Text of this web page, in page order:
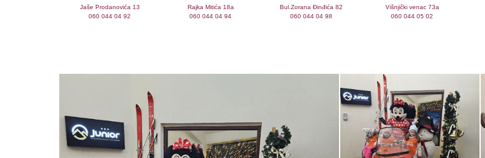
Jaše Prodanovića 13
060 044 04 92
Rajka Mitića 18a
060 044 04 94
Bul.Zorana Đinđića 82
060 044 04 98
Višnjički venac 73a
060 044 05 02